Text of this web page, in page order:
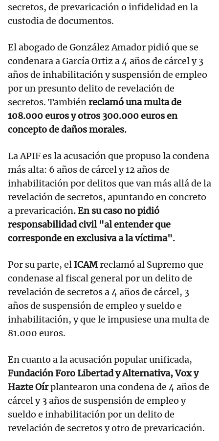
secretos, de prevaricación o infidelidad en la
custodia de documentos.
El abogado de González Amador pidió que se
condenara a García Ortiz a 4 años de cárcel y 3
años de inhabilitación y suspensión de empleo
por un presunto delito de revelación de
secretos. Tambiénreclamó una multa de
108.000 euros y otros 300.000 euros en
concepto de daños morales.
La APIF es la acusación que propuso la condena
más alta: 6 años de cárcel y 12 años de
inhabilitación por delitos que van más allá de la
revelación de secretos, apuntando en concreto
a prevaricación. En su caso no pidió
responsabilidad civil "al entender que
corresponde en exclusiva a la víctima".
Por su parte, el ICAMreclamó al Supremo que
condenase al fiscal general por un delito de
revelación de secretos a 4 años de cárcel, 3
años de suspensión de empleo y sueldo e
inhabilitación, y que le impusiese una multa de
81.000 euros.
En cuanto a la acusación popular unificada,
Fundación Foro Libertad y Alternativa, Vox y
Hazte Oírplantearon una condena de 4 años de
cárcel y 3 años de suspensión de empleo y
sueldo e inhabilitación por un delito de
revelación de secretos y otro de prevaricación.